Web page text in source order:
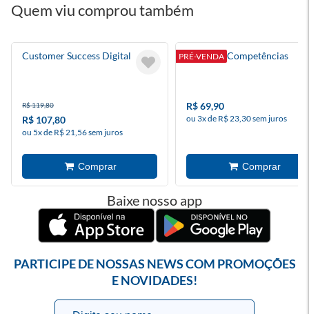
Quem viu comprou também
Customer Success Digital
R$ 119,80
R$ 107,80
ou 5x de R$ 21,56 sem juros
PRÉ-VENDA
Gestão & Competências
R$ 69,90
ou 3x de R$ 23,30 sem juros
Baixe nosso app
PARTICIPE DE NOSSAS NEWS COM PROMOÇÕES
E NOVIDADES!